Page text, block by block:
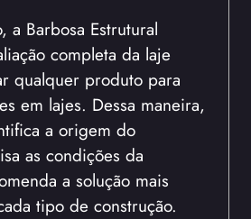
a Barbosa Estrutural
completa da laje
qualquer produto para
em lajes. Dessa maneira,
a origem do
as condições da
a solução mais
tipo de construção.